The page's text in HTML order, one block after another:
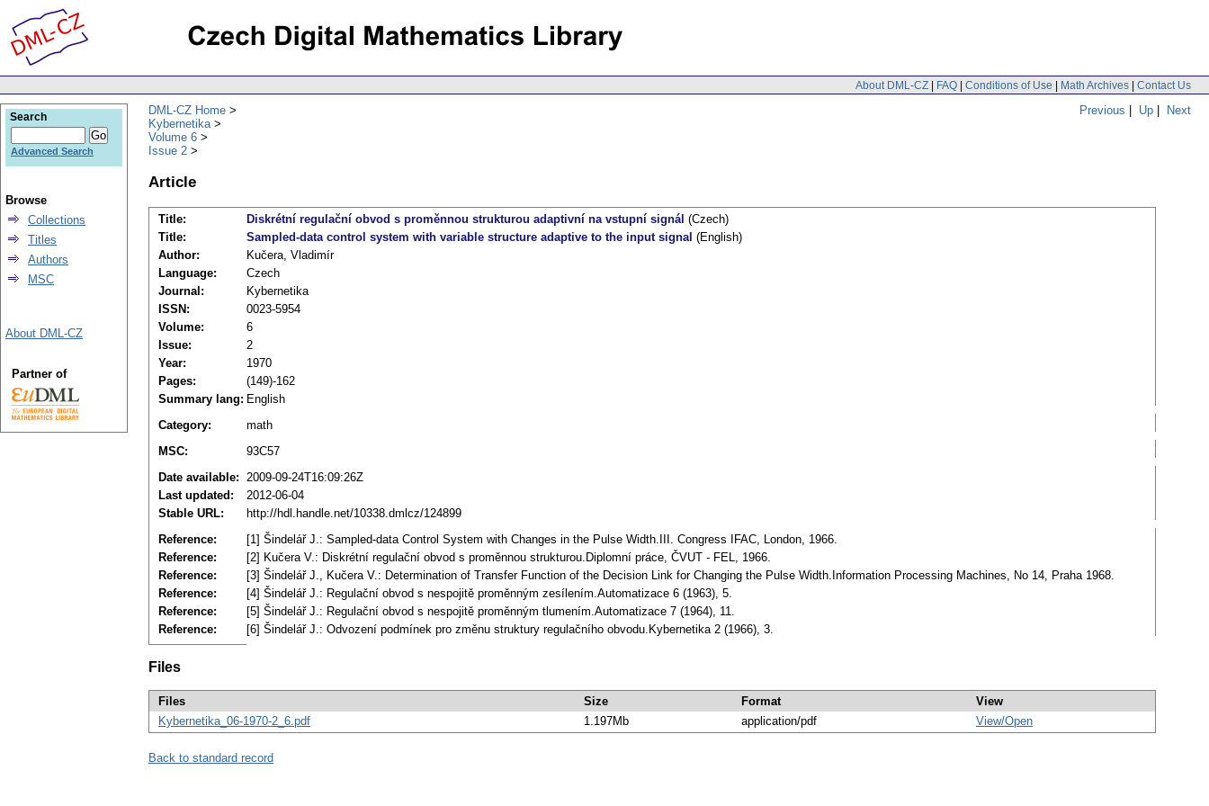
About DML-CZ | FAQ | Conditions of Use | Math Archives | Contact Us
Previous | Up | Next
DML-CZ Home
Kybernetika
Volume 6
Issue 2
Article
Title: Diskrétní regulační obvod s proměnnou strukturou adaptivní na vstupní signál (Czech)
Title:
Sampled-data control system with variable structure adaptive to the input signal (English)
Author:
Kučera, Vladimír
Language:
Czech
Journal:
Kybernetika
ISSN:
0023-5954
Volume:
6
Issue:
2
Year:
1970
Pages:
(149)-162
Summary lang: English
Category:
math
MSC:
93C57
Date available: 2009-09-24T16:09:26Z
Last updated:
2012-06-04
Stable URL:
http://hdl.handle.net/10338.dmlcz/124899
Reference:
[1] Šindelář J.: Sampled-data Control System with Changes in the Pulse Width.III. Congress IFAC, London, 1966.
Reference:
[2] Kučera V.: Diskrétní regulační obvod s proměnnou strukturou.Diplomní práce, ČVUT - FEL, 1966.
Reference:
[3] Šindelář J., Kučera V.: Determination of Transfer Function of the Decision Link for Changing the Pulse Width.Information Processing Machines, No 14, Praha 1968.
Reference:
[4] Šindelář J.: Regulační obvod s nespojitě proměnným zesílením.Automatizace 6 (1963), 5.
Reference:
[5] Šindelář J.: Regulační obvod s nespojitě proměnným tlumením.Automatizace 7 (1964), 11.
Reference:
[6] Šindelář J.: Odvození podmínek pro změnu struktury regulačního obvodu.Kybernetika 2 (1966), 3.
Files
Files Size Format
View
Kybernetika_06-1970-2_6.pdf
1.197Mb application/pdf View/Open
Back to standard record
Search
Advanced Search
Browse
Collections
Titles
Authors
MSC
About DML-CZ
Partner of